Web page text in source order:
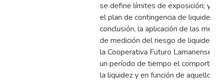
se define límites de exposición; y,
el plan de contingencia de liquidez.
conclusión, la aplicación de las
de medición del riesgo de liquidez
la Cooperativa Futuro Lamanense,
un período de tiempo el
la liquidez y en función de aquello,